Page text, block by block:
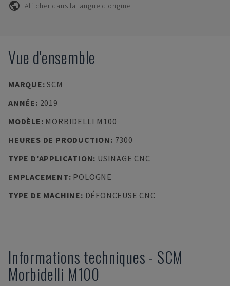
Afficher dans la langue d'origine
Vue d'ensemble
MARQUE:SCM
ANNÉE: 2019
MODÈLE: MORBIDELLI M100
HEURES DE PRODUCTION: 7300
TYPE D'APPLICATION: USINAGE CNC
EMPLACEMENT: POLOGNE
TYPE DE MACHINE: DÉFONCEUSE CNC
Informations techniques - SCM
Morbidelli M100